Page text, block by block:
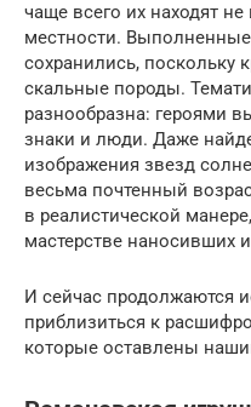
чаще всего их находят
местности.
сохранились, поскольку
скальные породы.
разнообразна: героями
знаки и люди. Даже
изображения звезд
весьма почтенный
в реалистической
мастерстве наносивших
И сейчас продолжаются
приблизиться к
которые оставлены